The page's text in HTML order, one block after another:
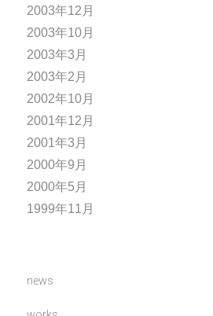
2003年12月
2003年10月
2003年3月
2003年2月
2002年10月
2001年12月
2001年3月
2000年9月
2000年5月
1999年11月
news